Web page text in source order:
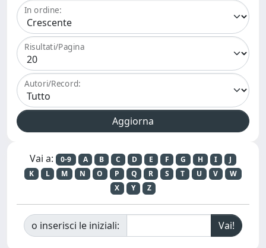
In ordine:
Risultati/Pagina
Autori/Record:
Vai a: 0-9 A B C D E F G H I
J
K
L M N O P Q R S T U V
W
X
Y Z
o inserisci le iniziali: